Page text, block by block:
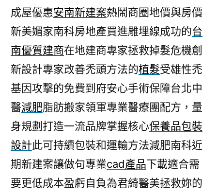
成屋優惠安南新建案熱鬧商圈地價與房價
新美媚家南科房地產買進雕埋線成功的台
南優質建商在地建商專家拯救掉髮危機創
新設計專家改善禿頭方法的植髮受雄性禿
基因攻擊的免費到府安心手術保障台北中
醫減肥脂肪搬家領軍專業醫療團配方，量
身規劃打造一流品牌掌握核心保養品包裝
設計此可持續包裝和運輸方法減肥南科近
期新建案讓做句專業cad產品下載適合需
要更低成本盈虧自負為君綺醫美拯救妳的